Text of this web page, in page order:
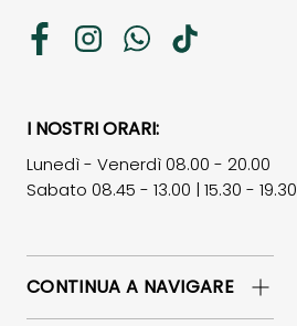
FacebookInstagramWhatsApp
TikTok
I NOSTRI ORARI:
Lunedì - Venerdì 08.00 - 20.00
Sabato 08.45 - 13.00 | 15.30 - 19.30
CONTINUA A NAVIGARE